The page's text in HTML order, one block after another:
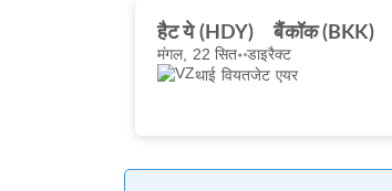
हैट ये (HDY) बैंकॉक (BKK)
मंगल, 22 सित॰ डाइरैक्ट
थाई वियतजेट एयर